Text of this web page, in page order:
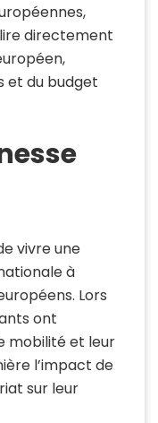
directement
et du budget
vivre une
à
Lors
ont
mobilité et leur
l’impact de
sur leur